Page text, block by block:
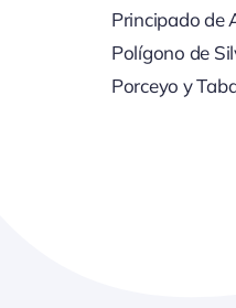
Principado de
Polígono de
Porceyo y